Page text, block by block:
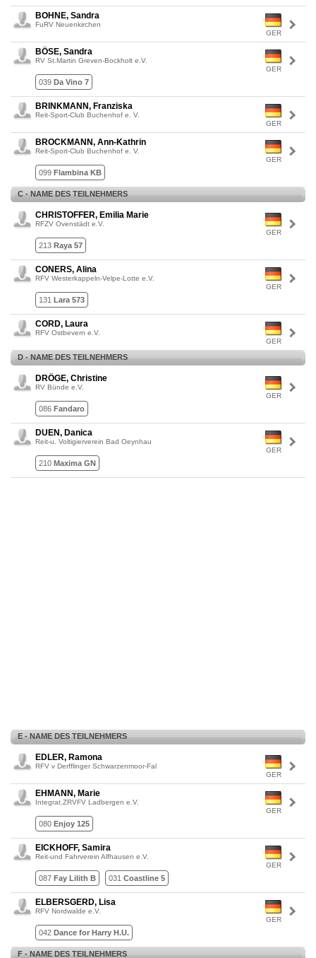
GER
BOHNE, Sandra
FuRV Neuenkirchen
GER
BÖSE, Sandra
RV St.Martin Greven-Bockholt e.V.
039 Da Vino 7
GER
BRINKMANN, Franziska
Reit-Sport-Club Buchenhof e. V.
GER
BROCKMANN, Ann-Kathrin
Reit-Sport-Club Buchenhof e. V.
099 Flambina KB
C - NAME DES TEILNEHMERS
GER
CHRISTOFFER, Emilia Marie
RFZV Ovenstädt e.V.
213 Raya 57
GER
CONERS, Alina
RFV Westerkappeln-Velpe-Lotte e.V.
131 Lara 573
GER
CORD, Laura
RFV Ostbevern e.V.
D - NAME DES TEILNEHMERS
GER
DRÖGE, Christine
RV Bünde e.V.
086 Fandaro
GER
DUEN, Danica
Reit-u. Voltigierverein Bad Oeynhau
210 Maxima GN
E - NAME DES TEILNEHMERS
GER
EDLER, Ramona
RFV v Derfflinger Schwarzenmoor-Fal
GER
EHMANN, Marie
Integrat.ZRVFV Ladbergen e.V.
080 Enjoy 125
GER
EICKHOFF, Samira
Reit-und Fahrverein Alfhausen e.V.
087 Fay Lilith B 031 Coastline 5
GER
ELBERSGERD, Lisa
RFV Nordwalde e.V.
042 Dance for Harry H.U.
F - NAME DES TEILNEHMERS